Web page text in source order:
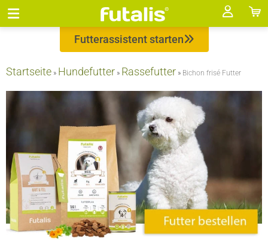
Futterassistent starten
Startseite » Hundefutter » Rassefutter » Bichon frisé Futter